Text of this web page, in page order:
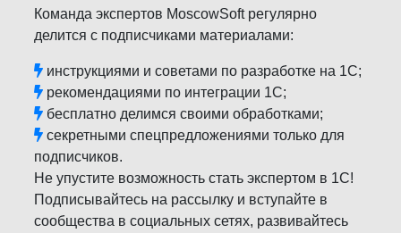
Команда экспертов MoscowSoft регулярно
делится с подписчиками материалами:
инструкциями и советами по разработке на 1С;
рекомендациями по интеграции 1С;
бесплатно делимся своими обработками;
секретными спецпредложениями только для
подписчиков.
Не упустите возможность стать экспертом в 1С!
Подписывайтесь на рассылку и вступайте в
сообщества в социальных сетях, развивайтесь